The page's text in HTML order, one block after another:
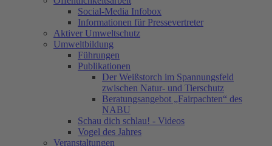
Social-Media Infobox
Informationen für Pressevertreter
Aktiver Umweltschutz
Umweltbildung
Führungen
Publikationen
Der Weißstorch im Spannungsfeld
zwischen Natur- und Tierschutz
Beratungsangebot „Fairpachten“ des
NABU
Schau dich schlau! - Videos
Vogel des Jahres
Veranstaltungen